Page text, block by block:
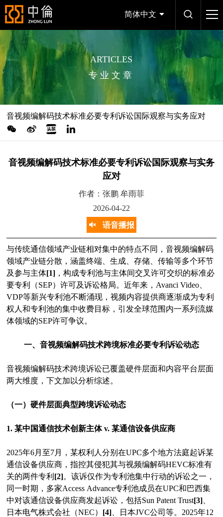
简体中文
ARTICLES
专业文章
音视频编解码技术标准必要专利诉讼国际观察与实务应对
音视频编解码技术标准必要专利诉讼国际观察与实务
应对
作者：张鹏 牟雨菲
2026-04-22
语音播报
与传统通信领域产业链相对集中的特点不同，音视频编解码
领域产业链分散，涵盖终端、生成、存储、传输等多个环节
及参与主体[1] ，构成专利池与主体间交叉许可交织的标准必
要专利（SEP）许可及诉讼格局。近年来，Avanci Video、
VDP等新兴专利池不断涌现，视频内容提供商逐渐成为专利
权人和专利池的集中收费目标，引发全球范围内一系列流媒
体领域的SEP许可争议。
一、音视频编解码技术跨境标准必要专利诉讼动态
音视频编解码技术跨境诉讼已覆盖硬件层面和内容平台层面
两大维度，下文加以分析综述。
（一）硬件层面典型跨境诉讼动态
1. 某中国通信技术创新主体 v. 某通信设备供应商
2025年6月至7月，某权利人分别在UPC多个地方法庭起诉某
通信设备供应商，指控其侵犯其与视频编解码HEVC标准有
关的两件专利 [2]。该诉仅作为专利池集中行动的诉讼之一，
同一时期，多家Access Advance专利池成员在UPC和巴西集
中对该通信设备供应商发起诉讼，包括Sun Patent Trust[3]
日本电气株式会社（NEC） [4] 、日本JVC公司等。2025年12